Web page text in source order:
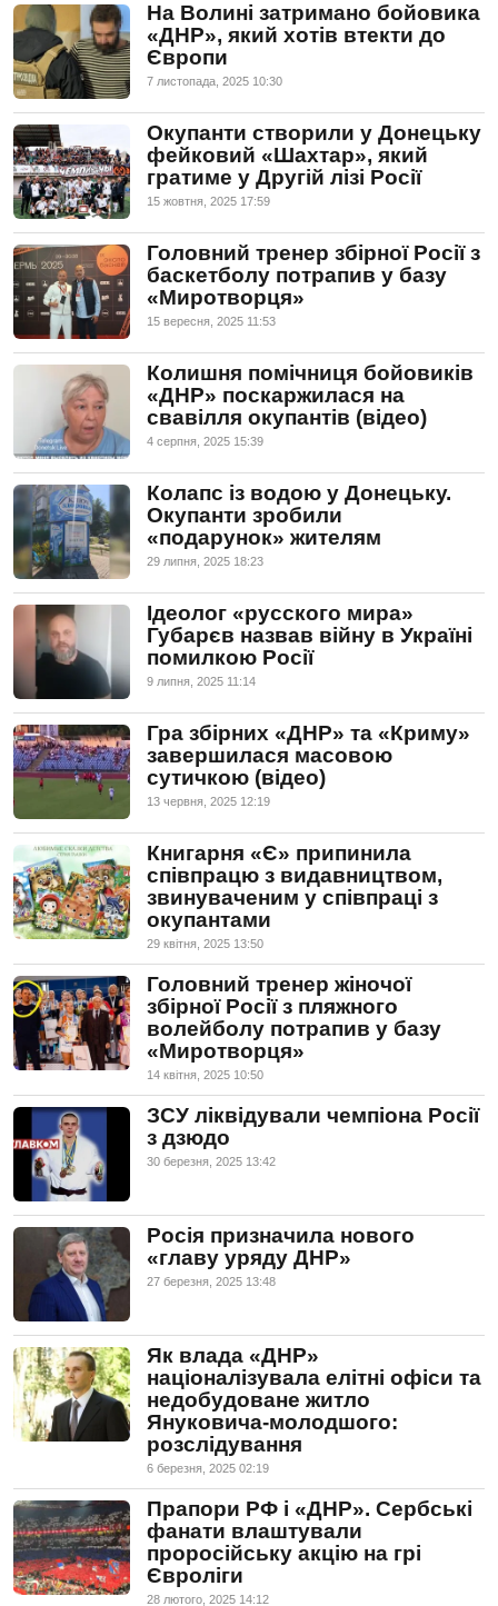
На Волині затримано бойовика
«ДНР», який хотів втекти до
Європи
7 листопада, 2025 10:30
Окупанти створили у Донецьку
фейковий «Шахтар», який
гратиме у Другій лізі Росії
15 жовтня, 2025 17:59
Головний тренер збірної Росії з
баскетболу потрапив у базу
«Миротворця»
15 вересня, 2025 11:53
Колишня помічниця бойовиків
«ДНР» поскаржилася на
свавілля окупантів (відео)
4 серпня, 2025 15:39
Колапс із водою у Донецьку.
Окупанти зробили
«подарунок» жителям
29 липня, 2025 18:23
Ідеолог «русского мира»
Губарєв назвав війну в Україні
помилкою Росії
9 липня, 2025 11:14
Гра збірних «ДНР» та «Криму»
завершилася масовою
сутичкою (відео)
13 червня, 2025 12:19
Книгарня «Є» припинила
співпрацю з видавництвом,
звинуваченим у співпраці з
окупантами
29 квiтня, 2025 13:50
Головний тренер жіночої
збірної Росії з пляжного
волейболу потрапив у базу
«Миротворця»
14 квiтня, 2025 10:50
ЗСУ ліквідували чемпіона Росії
з дзюдо
30 березня, 2025 13:42
Росія призначила нового
«главу уряду ДНР»
27 березня, 2025 13:48
Як влада «ДНР»
націоналізувала елітні офіси та
недобудоване житло
Януковича-молодшого:
розслідування
6 березня, 2025 02:19
Прапори РФ і «ДНР». Сербські
фанати влаштували
проросійську акцію на грі
Євроліги
28 лютого, 2025 14:12